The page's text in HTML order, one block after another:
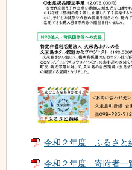
令和２年度 ふるさと
令和２年度 寄附者一